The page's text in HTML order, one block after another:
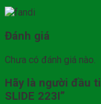
Đánh giá
Chưa có đánh giá nào.
Hãy là người đầu
SLIDE 223I”